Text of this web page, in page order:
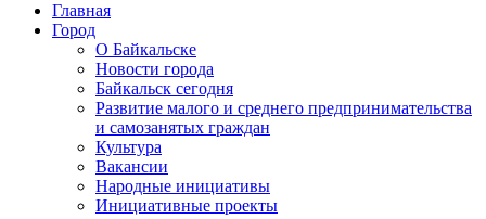
Главная
Город
О Байкальске
Новости города
Байкальск сегодня
Развитие малого и среднего предпринимательства
и самозанятых граждан
Культура
Вакансии
Народные инициативы
Инициативные проекты